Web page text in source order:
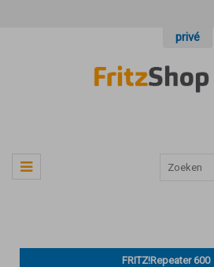
privé
FRITZ!Repeater 600